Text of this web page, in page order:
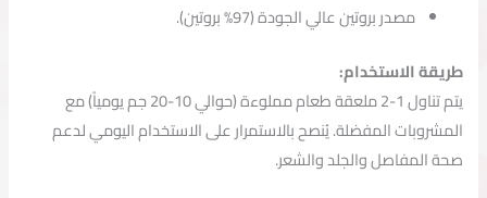
مصدربروتينعاليالجودة (97% بروتين).
طريقةالاستخدام:
تناول1-
2 ملعقةطعاممملوءة (حوالي10-
20جميومياً)مع
المشروباتالمفضلة.يُنصحبالاستمرارعلىالاستخداماليوميلدعم
صحةالمفاصلوالجلدوالشعر.